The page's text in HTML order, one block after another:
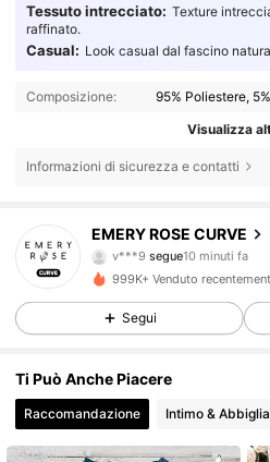
Tessuto intrecciato: Texture
raffinato.
Casual: Look casual dal fascino
Composizione: 95% Poliestere,
Visualizza
Informazioni di sicurezza e contatti
EMERY ROSE CURVE
v***9
10 minuti fa
sta navigando
4.81
1M Follower
4.81 1M Follower
999K+ Venduto
Segui
Ti Può Anche Piacere
Raccomandazione Intimo &